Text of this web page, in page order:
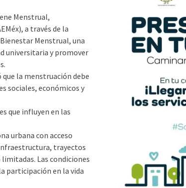
Menstrual,
a través de la
Menstrual, una
universitaria y promover
la menstruación debe
sociales, económicos y
que influyen en las
urbana con acceso
trayectos
Las condiciones
participación en la vida